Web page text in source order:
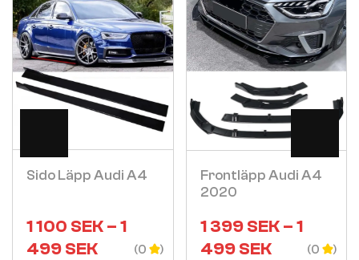
Sido Läpp Audi A4
1 100 SEK–1
499SEK (0
Visa
Frontläpp Audi A4
2020
1 399SEK –1
499SEK (0
Visa